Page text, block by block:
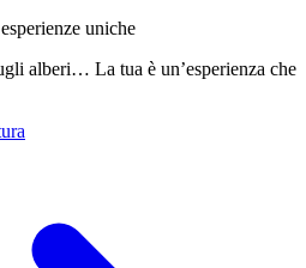
uniche
alberi… La tua è un’esperienza che